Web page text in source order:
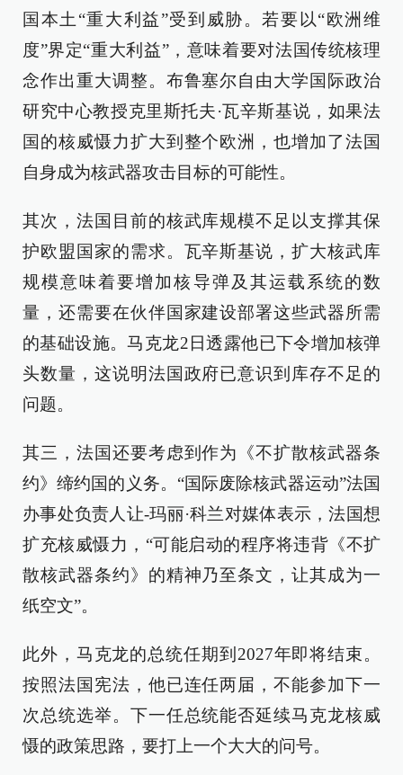
国本土“重大利益”受到威胁。若要以“欧洲维
度”界定“重大利益”，意味着要对法国传统核理
念作出重大调整。布鲁塞尔自由大学国际政治
研究中心教授克里斯托夫·瓦辛斯基说，如果法
国的核威慑力扩大到整个欧洲，也增加了法国
自身成为核武器攻击目标的可能性。
其次，法国目前的核武库规模不足以支撑其保
护欧盟国家的需求。瓦辛斯基说，扩大核武库
规模意味着要增加核导弹及其运载系统的数
量，还需要在伙伴国家建设部署这些武器所需
的基础设施。马克龙2日透露他已下令增加核弹
头数量，这说明法国政府已意识到库存不足的
问题。
其三，法国还要考虑到作为《不扩散核武器条
约》缔约国的义务。“国际废除核武器运动”法国
办事处负责人让-玛丽·科兰对媒体表示，法国想
扩充核威慑力，“可能启动的程序将违背《不扩
散核武器条约》的精神乃至条文，让其成为一
纸空文”。
此外，马克龙的总统任期到2027年即将结束。
按照法国宪法，他已连任两届，不能参加下一
次总统选举。下一任总统能否延续马克龙核威
慑的政策思路，要打上一个大大的问号。